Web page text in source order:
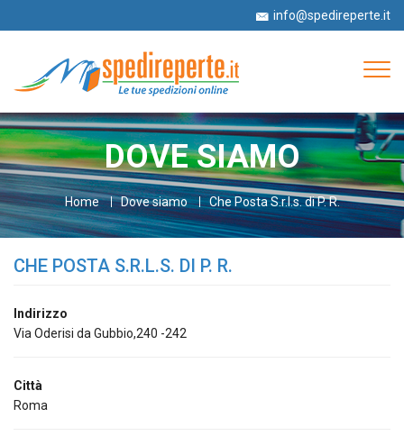
info@spedireperte.it
DOVE SIAMO
Home Dove siamo Che Posta S.r.l.s. di P. R.
CHE POSTA S.R.L.S. DI P. R.
Indirizzo
Via Oderisi da Gubbio,240 -242
Città
Roma